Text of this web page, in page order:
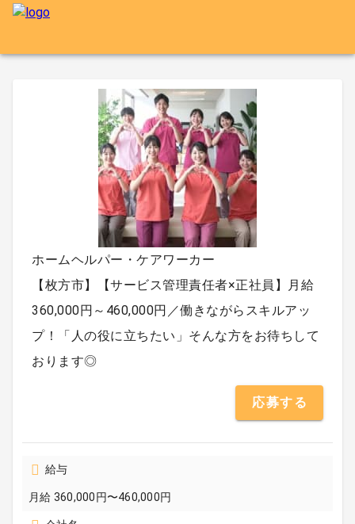
ホームヘルパー・ケアワーカー
【枚方市】【サービス管理責任者×正社員】月給
360,000円～460,000円／働きながらスキルアッ
プ！「人の役に立ちたい」そんな方をお待ちして
おります◎
応募する
給与
月給 360,000円〜460,000円